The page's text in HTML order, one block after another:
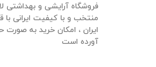
فروشگاه آرایشی و بهداشتی
منتخب و با کیفیت ایرانی
ایران ، امکان خرید به صورت
آورده است